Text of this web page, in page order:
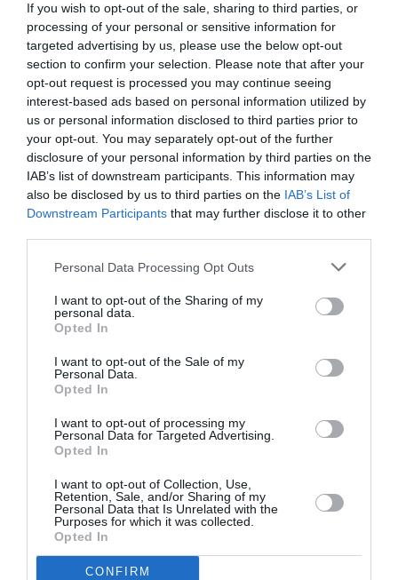
If you wish to opt-out of the sale, sharing to third parties, or
processing of your personal or sensitive information for
targeted advertising by us, please use the below opt-out
section to confirm your selection. Please note that after your
opt-out request is processed you may continue seeing
interest-based ads based on personal information utilized by
us or personal information disclosed to third parties prior to
your opt-out. You may separately opt-out of the further
disclosure of your personal information by third parties on the
IAB’s list of downstream participants. This information may
also be disclosed by us to third parties on the IAB’s List of
Downstream Participants that may further disclose it to other
Personal Data Processing Opt Outs
I want to opt-out of the Sharing of my
personal data.
Opted In
I want to opt-out of the Sale of my
Personal Data.
Opted In
I want to opt-out of processing my
Personal Data for Targeted Advertising.
Opted In
I want to opt-out of Collection, Use,
Retention, Sale, and/or Sharing of my
Personal Data that Is Unrelated with the
Purposes for which it was collected.
Opted In
CONFIRM
d’assurance, les universités, etc.) et par les
employeurs è travers les certifications uniques (CU),
ainsi que les frais sur les parties communes des
condominiums donnant droit au «bonus vert» (prime
verte) et les sommes versées à partir du 1er janvier
2018 pour l’assurance contre les sinistres, souscrites
pour les immeubles résidentiels.
Parmi les nouveautés de cette année, il y a aussi la
simplifiée, comme alternative à la méthode
traditionnelle, pour modifier de manière guidée le
cadre E de la déclaration, par exemple pour ajouter
une franchise ou une charge déductible qui ne figure
pas parmi celles déjà incluses par le Bureau des
dépenses engagées.
A partir du 10 mai, il sera donc possible d’intervenir de
façon guidée sur l’ensemble des données du tableau,
en ajoutant, supprimant ou modifiant, entre autres, les
montants relatifs aux dépenses donnant droit à des